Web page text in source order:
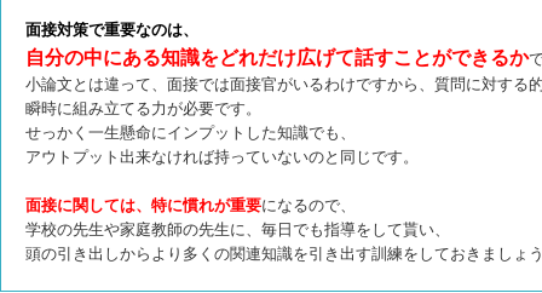
面接対策で重要なのは、
自分の中にある知識をどれだけ広げて話すことができるか
小論文とは違って、面接では面接官がいるわけですから、質問に対する
瞬時に組み立てる力が必要です。
せっかく一生懸命にインプットした知識でも、
アウトプット出来なければ持っていないのと同じです。
面接に関しては、特に慣れが重要になるので、
学校の先生や家庭教師の先生に、毎日でも指導をして貰い、
頭の引き出しからより多くの関連知識を引き出す訓練をしておきましょ